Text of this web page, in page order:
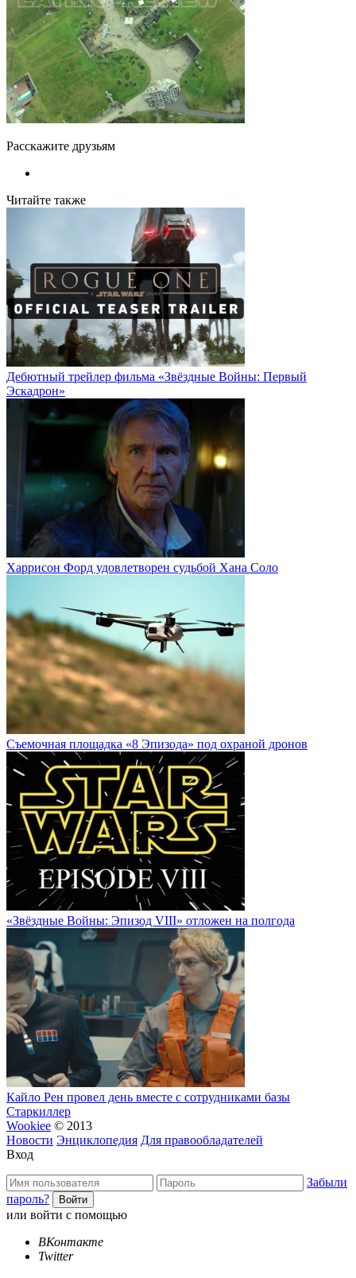
Расскажите друзьям
Читайте также
Дебютный трейлер фильма «Звёздные Войны: Первый
Эскадрон»
Харрисон Форд удовлетворен судьбой Хана Соло
Cъемочная площадка «8 Эпизода» под охраной дронов
«Звёздные Войны: Эпизод VIII» отложен на полгода
Кайло Рен провел день вместе с сотрудниками базы
Старкиллер
Wookiee © 2013
Новости Энциклопедия Для правообладателей
Вход
Забыли
пароль?
или войти с помощью
ВКонтакте
Twitter